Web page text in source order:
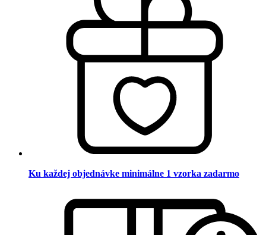
Ku každej objednávke minimálne 1 vzorka zadarmo